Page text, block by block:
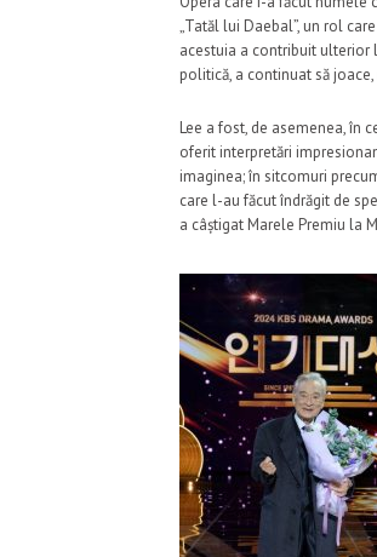
„Tatăl lui Daebal”, un rol
acestuia a contribuit ulterior
politică, a continuat să
Lee a fost, de asemenea, în
oferit interpretări
imaginea; în sitcomuri
care l-au făcut îndrăgit de
a câștigat Marele Premiu la